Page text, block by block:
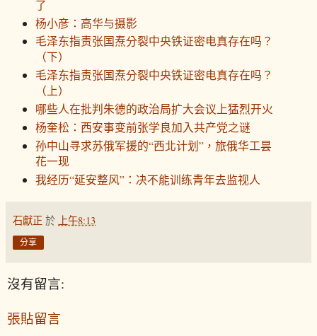
了
杨小彦：高华与摄影
毛泽东指责张国焘分裂中央铁证密电真存在吗？
（下）
毛泽东指责张国焘分裂中央铁证密电真存在吗？
（上）
哪些人在批判朱德的政治局扩大会议上猛烈开火
杨奎松：西安事变前张学良加入共产党之谜
孙中山寻求苏俄军援的“西北计划”，旅俄华工昙
花一现
我经历“延安整风”：决不能训练青年去监视人
石獻正 於 上午8:13
分享
沒有留言:
張貼留言